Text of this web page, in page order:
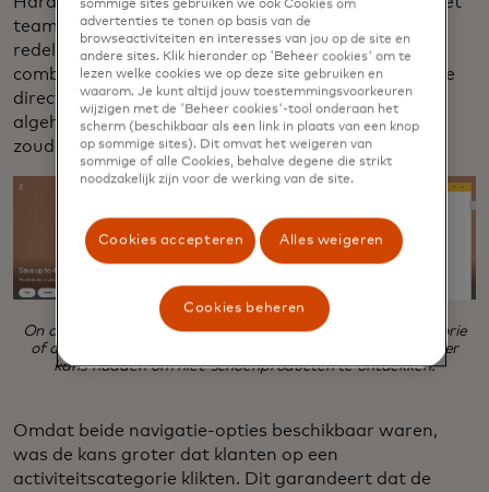
team ontdekte dat hoewel deze opties afzonderlijk
redelijk goed presteerden, er meer kracht zat in het
combineren ervan. Door de Activiteit-browseeroptie
direct naast de Categorie-optie te zetten, werd de
algehele kans dat bezoekers niet-schoenproducten
zouden ontdekken enorm vergroot.
On ontdekte dat door de opties om te navigeren op categorie
of activiteit op de startpagina te plaatsen, gebruikers meer
kans hadden om niet-schoenproducten te ontdekken.
Omdat beide navigatie-opties beschikbaar waren,
was de kans groter dat klanten op een
activiteitscategorie klikten. Dit garandeert dat de
sommige sites gebruiken we ook Cookies om
advertenties te tonen op basis van de
browseactiviteiten en interesses van jou op de site en
andere sites. Klik hieronder op 'Beheer cookies' om te
lezen welke cookies we op deze site gebruiken en
waarom. Je kunt altijd jouw toestemmingsvoorkeuren
wijzigen met de 'Beheer cookies'-tool onderaan het
scherm (beschikbaar als een link in plaats van een knop
op sommige sites). Dit omvat het weigeren van
sommige of alle Cookies, behalve degene die strikt
noodzakelijk zijn voor de werking van de site.
Cookies accepteren Alles weigeren
Cookies beheren